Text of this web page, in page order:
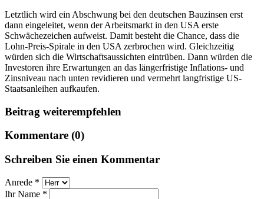
Letztlich wird ein Abschwung bei den deutschen Bauzinsen erst
dann eingeleitet, wenn der Arbeitsmarkt in den USA erste
Schwächezeichen aufweist. Damit besteht die Chance, dass die
Lohn-Preis-Spirale in den USA zerbrochen wird. Gleichzeitig
würden sich die Wirtschaftsaussichten eintrüben. Dann würden die
Investoren ihre Erwartungen an das längerfristige Inflations- und
Zinsniveau nach unten revidieren und vermehrt langfristige US-
Staatsanleihen aufkaufen.
Beitrag weiterempfehlen
Kommentare (0)
Schreiben Sie einen Kommentar
Anrede *
Ihr Name *